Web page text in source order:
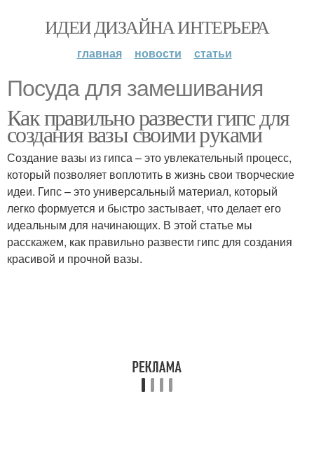
ИДЕИ ДИЗАЙНА ИНТЕРЬЕРА
главная новости статьи
Посуда для замешивания
Как правильно развести гипс для
создания вазы своими руками
Создание вазы из гипса – это увлекательный процесс,
который позволяет воплотить в жизнь свои творческие
идеи. Гипс – это универсальный материал, который
легко формуется и быстро застывает, что делает его
идеальным для начинающих. В этой статье мы
расскажем, как правильно развести гипс для создания
красивой и прочной вазы.